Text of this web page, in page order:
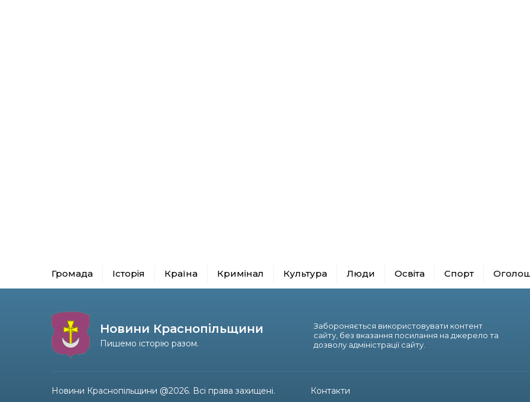
Громада Історія Країна Кримінал Культура Люди Освіта Спорт
Новини Краснопільщини
Пишемо історію разом.
Забороняється використовувати контент
сайту, без вказання посилання на джерело та
дозволу адміністрації сайту.
Новини Краснопільщини @2026. Всі права захищені. Контакти